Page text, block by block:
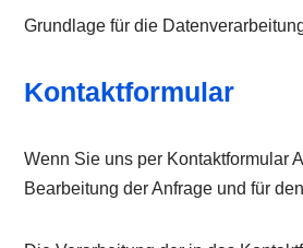
Grundlage für die
Kontaktformular
Wenn Sie uns per Kontaktformular
Bearbeitung der Anfrage und für